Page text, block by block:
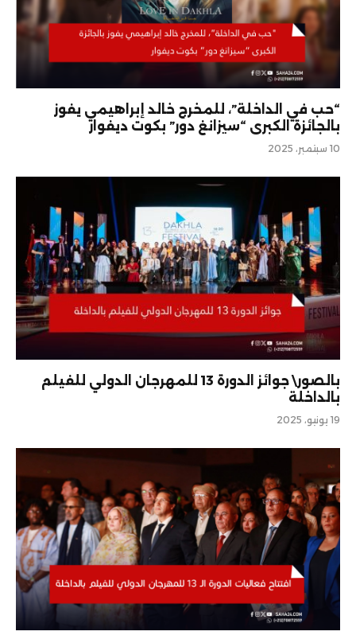
“حب في الداخلة”، للمخرج خالد إبراهيمي يفوز
بالجائزة الكبرى “سيزانغ دور” بكوت ديفوار
10 سبتمبر، 2025
بالصور\ جوائز الدورة 13 للمهرجان الدولي للفيلم
بالداخلة
19 يونيو، 2025